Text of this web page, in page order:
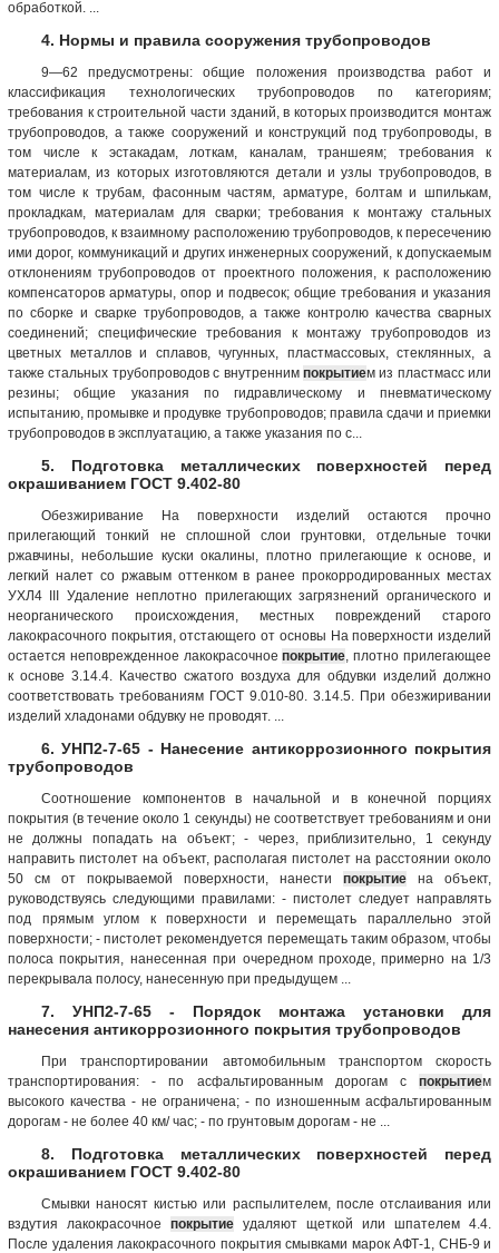
обработкой. ...
4. Нормы и правила сооружения трубопроводов
9—62 предусмотрены: общие положения производства работ и
классификация технологических трубопроводов по категориям;
требования к строительной части зданий, в которых производится монтаж
трубопроводов, а также сооружений и конструкций под трубопроводы, в
том числе к эстакадам, лоткам, каналам, траншеям; требования к
материалам, из которых изготовляются детали и узлы трубопроводов, в
том числе к трубам, фасонным частям, арматуре, болтам и шпилькам,
прокладкам, материалам для сварки; требования к монтажу стальных
трубопроводов, к взаимному расположению трубопроводов, к пересечению
ими дорог, коммуникаций и других инженерных сооружений, к допускаемым
отклонениям трубопроводов от проектного положения, к расположению
компенсаторов арматуры, опор и подвесок; общие требования и указания
по сборке и сварке трубопроводов, а также контролю качества сварных
соединений; специфические требования к монтажу трубопроводов из
цветных металлов и сплавов, чугунных, пластмассовых, стеклянных, а
также стальных трубопроводов с внутренним покрытием из пластмасс или
резины; общие указания по гидравлическому и пневматическому
испытанию, промывке и продувке трубопроводов; правила сдачи и приемки
трубопроводов в эксплуатацию, а также указания по с...
5. Подготовка металлических поверхностей перед
окрашиванием ГОСТ 9.402-80
Обезжиривание На поверхности изделий остаются прочно
прилегающий тонкий не сплошной слои грунтовки, отдельные точки
ржавчины, небольшие куски окалины, плотно прилегающие к основе, и
легкий налет со ржавым оттенком в ранее прокорродированных местах
УХЛ4 III Удаление неплотно прилегающих загрязнений органического и
неорганического происхождения, местных повреждений старого
лакокрасочного покрытия, отстающего от основы На поверхности изделий
остается неповрежденное лакокрасочноепокрытие , плотно прилегающее
к основе 3.14.4. Качество сжатого воздуха для обдувки изделий должно
соответствовать требованиям ГОСТ 9.010-80. 3.14.5. При обезжиривании
изделий хладонами обдувку не проводят. ...
6. УНП2-7-65 - Нанесение антикоррозионного покрытия
трубопроводов
Соотношение компонентов в начальной и в конечной порциях
покрытия (в течение около 1 секунды) не соответствует требованиям и они
не должны попадать на объект; - через, приблизительно, 1 секунду
направить пистолет на объект, располагая пистолет на расстоянии около
50 см от покрываемой поверхности, нанести покрытие на объект,
руководствуясь следующими правилами: - пистолет следует направлять
под прямым углом к поверхности и перемещать параллельно этой
поверхности; - пистолет рекомендуется перемещать таким образом, чтобы
полоса покрытия, нанесенная при очередном проходе, примерно на 1/3
перекрывала полосу, нанесенную при предыдущем ...
7. УНП2-7-65 - Порядок монтажа установки для
нанесения антикоррозионного покрытия трубопроводов
При транспортировании автомобильным транспортом скорость
транспортирования: - по асфальтированным дорогам с покрытием
высокого качества - не ограничена; - по изношенным асфальтированным
дорогам - не более 40 км/ час; - по грунтовым дорогам - не ...
8. Подготовка металлических поверхностей перед
окрашиванием ГОСТ 9.402-80
Смывки наносят кистью или распылителем, после отслаивания или
вздутия лакокрасочное покрытие удаляют щеткой или шпателем 4.4.
После удаления лакокрасочного покрытия смывками марок АФТ-1, СНБ-9 и